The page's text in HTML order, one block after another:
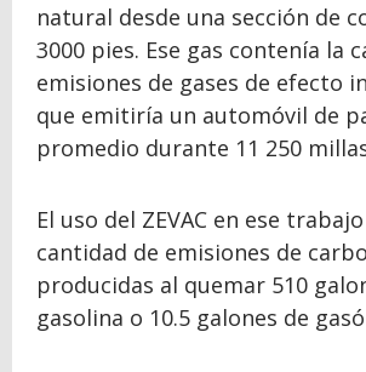
natural desde una sección de
3000 pies. Ese gas contenía la
emisiones de gases de efecto
que emitiría un automóvil de
promedio durante 11 250
El uso del ZEVAC en ese
cantidad de emisiones de
producidas al quemar 510
gasolina o 10.5 galones de